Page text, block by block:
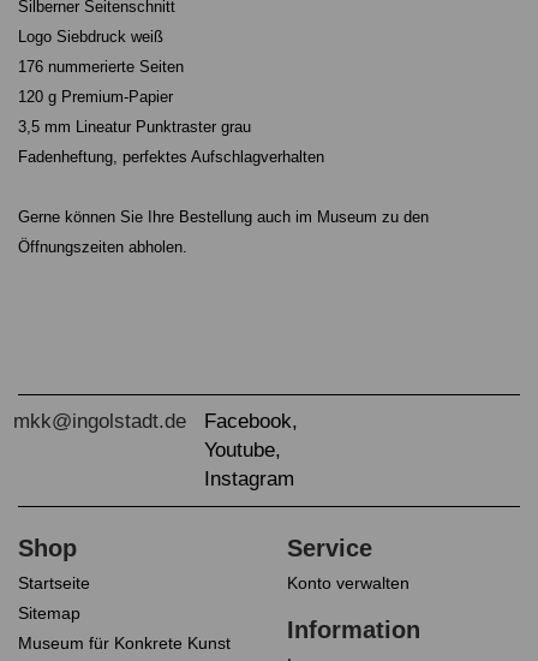
Silberner Seitenschnitt
Logo Siebdruck weiß
176 nummerierte Seiten
120 g Premium-Papier
3,5 mm Lineatur Punktraster grau
Fadenheftung, perfektes Aufschlagverhalten
Gerne können Sie Ihre Bestellung auch im Museum zu den
Öffnungszeiten abholen.
Startseite
Sitemap
Museum für Konkrete Kunst
Konto verwalten